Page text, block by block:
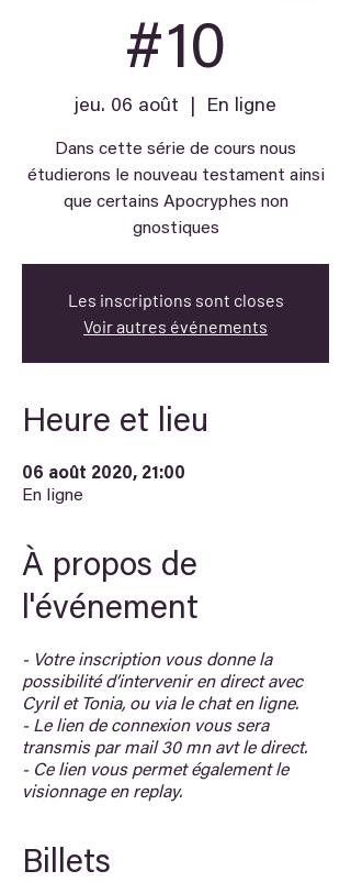
#10
jeu. 06 août En ligne
Dans cette série de cours nous
étudierons le nouveau testament ainsi
que certains Apocryphes non
gnostiques
Les inscriptions sont closes
Voir autres événements
Heure et lieu
06 août 2020, 21:00
En ligne
À propos de
l'événement
- Votre inscription vous donne la
possibilité d’intervenir en direct avec
Cyril et Tonia, ou via le chat en ligne.
- Le lien de connexion vous sera
transmis par mail 30 mn avt le direct.
- Ce lien vous permet également le
visionnage en replay.
Billets